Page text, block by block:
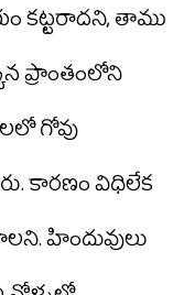
కట్టరాదని, తాము
ప్రాంతంలోని
గోవు
కారణం విధిలేక
హిందువులు